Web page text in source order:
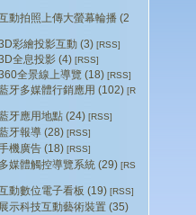
動拍照上傳大螢幕輪播 (2
彩繪投影互動 (3) [RSS]
全息投影 (4) [RSS]
全景線上導覽 (18) [RSS]
牙多媒體行銷應用 (102) [R
牙應用地點 (24) [RSS]
牙報導 (28) [RSS]
機廣告 (18) [RSS]
多媒體觸控導覽系統 (29) [RS
動數位電子看板 (19) [RSS]
展示科技互動藝術裝置 (35)